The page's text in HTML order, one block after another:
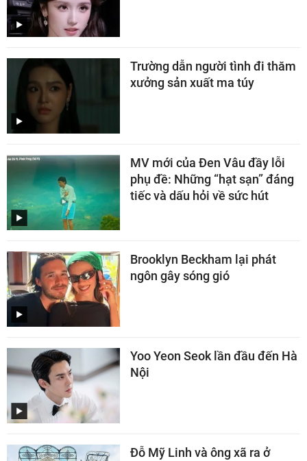
Trường dẫn người tình đi thăm
xưởng sản xuất ma túy
MV mới của Đen Vâu đầy lỗi
phụ đề: Những “hạt sạn” đáng
tiếc và dấu hỏi về sức hút
Brooklyn Beckham lại phát
ngôn gây sóng gió
Yoo Yeon Seok lần đầu đến Hà
Nội
Đỗ Mỹ Linh và ông xã ra ở